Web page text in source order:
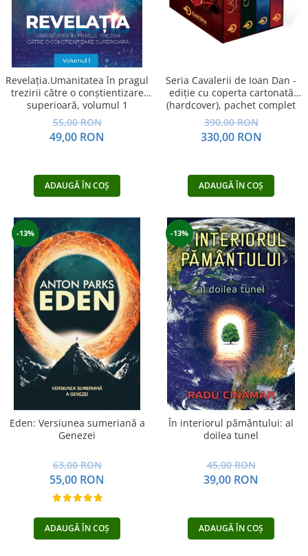
Revelația.Umanitatea în pragul
trezirii către o conştientizare
superioară, volumul 1
55,00 RON
49,00 RON
ADAUGĂ ÎN COȘ
Seria Cavalerii de Ioan Dan -
ediție cu coperta cartonată
(hardcover), pachet complet
390,00 RON
330,00 RON
ADAUGĂ ÎN COȘ
-13%
Eden: Versiunea sumeriană a
Genezei
63,00 RON
55,00 RON
ADAUGĂ ÎN COȘ
-13%
În interiorul pământului: al
doilea tunel
45,00 RON
39,00 RON
ADAUGĂ ÎN COȘ